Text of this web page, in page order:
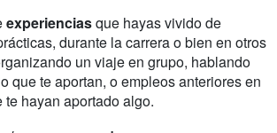
experienciasque hayas vivido de
durante la carrera o bien en otros
un viaje en grupo, hablando
que te aportan, o empleos anteriores en
te hayan aportado algo.